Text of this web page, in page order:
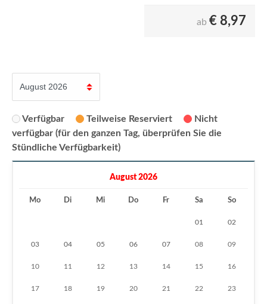
ab € 8,97
Verfügbar Teilweise Reserviert
Nicht
verfügbar (für den ganzen Tag, überprüfen Sie die
Stündliche Verfügbarkeit)
August 2026
Mo Di Mi Do Fr Sa So
01 02
03 04 05 06 07 08 09
10 11 12 13 14 15 16
17 18 19 20 21 22 23